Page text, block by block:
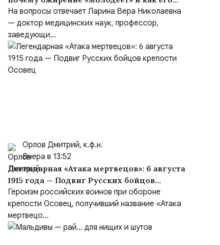
предотвратить
На вопросы отвечает Ларина Вера Николаевна
— доктор медицинских наук, профессор,
заведующи...
Орлов Дмитрий, к.ф.н.
Вчера в 13:52
Легендарная «Атака мертвецов»: 6 августа
1915 года — Подвиг Русских бойцов
крепости Осовец
Героизм российских воинов при обороне
крепости Осовец, получивший название «Атака
мертвецо...